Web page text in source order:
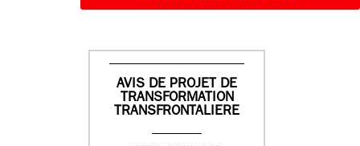
AVIS DE PROJET DE
TRANSFORMATION
TRANSFRONTALIERE